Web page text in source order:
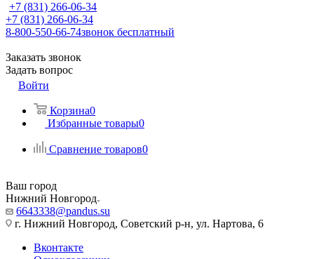
+7 (831) 266-06-34
+7 (831) 266-06-34
8-800-550-66-74звонок бесплатный
Заказать звонок
Задать вопрос
Войти
Корзина0
Избранные товары0
Сравнение товаров0
Ваш город
Нижний Новгород
6643338@pandus.su
г. Нижний Новгород, Советский р-н, ул. Нартова, 6
Вконтакте